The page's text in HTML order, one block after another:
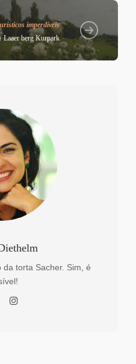
imperdíveis
Laaer berg Kurpark
torta Sacher. Sim, é